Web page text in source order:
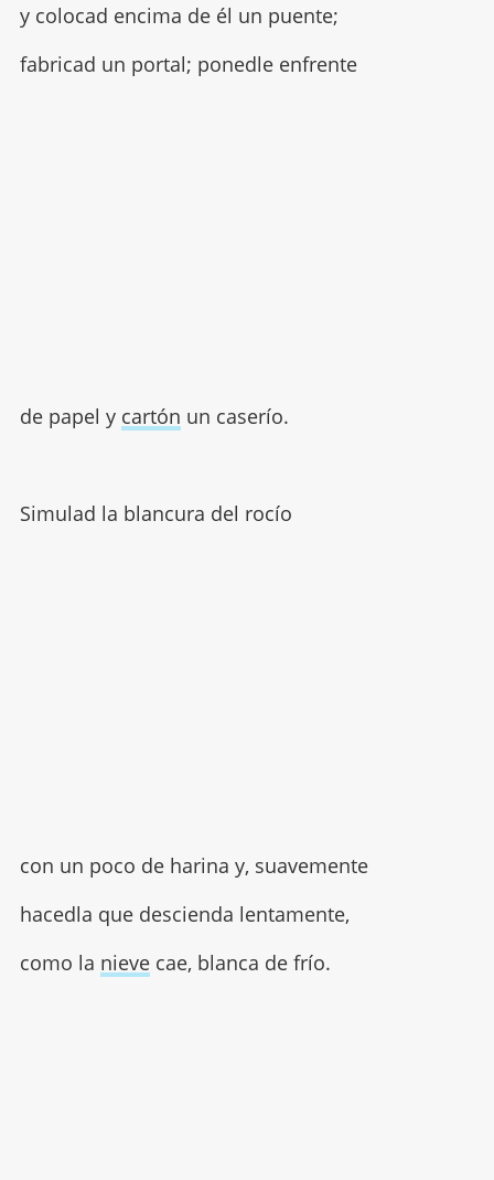
y colocad encima de él un puente;
fabricad un portal; ponedle enfrente
de papel y cartón un caserío.
Simulad la blancura del rocío
con un poco de harina y, suavemente
hacedla que descienda lentamente,
como la nievecae, blanca de frío.